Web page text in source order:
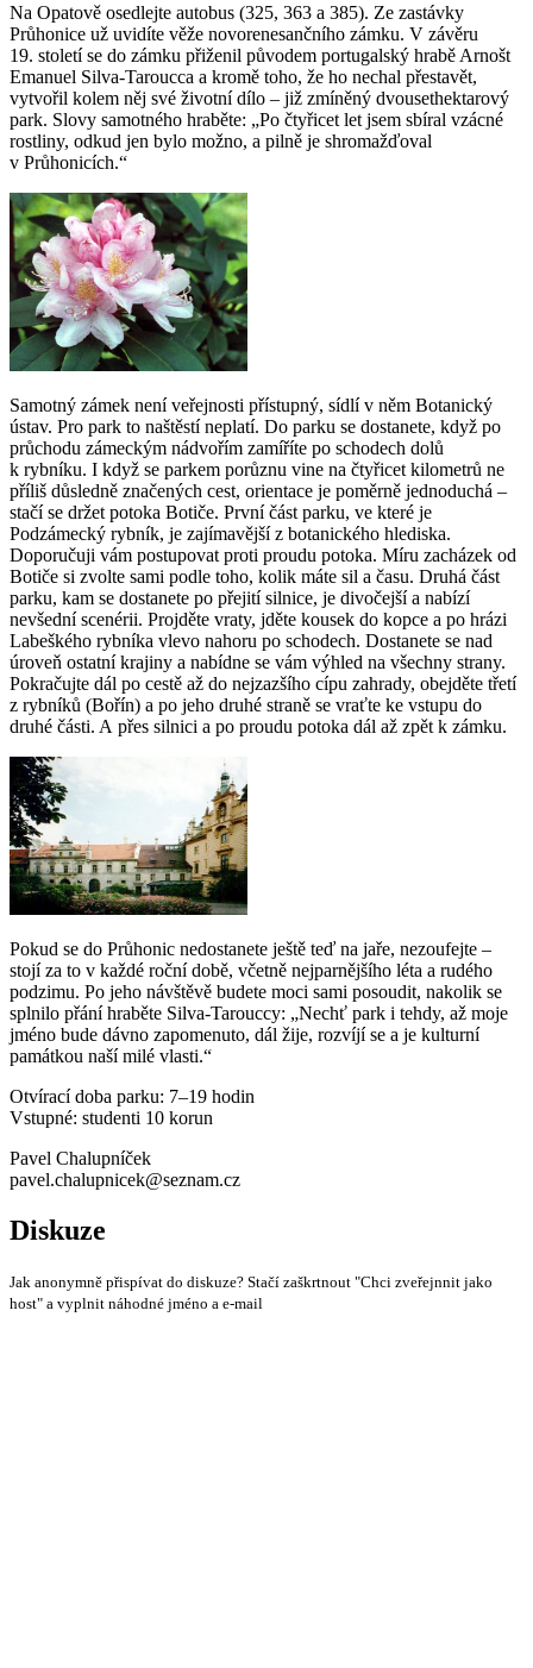
Na Opatově osedlejte autobus (325, 363 a 385). Ze zastávky
Průhonice už uvidíte věže novorenesančního zámku. V závěru
19. století se do zámku přiženil původem portugalský hrabě Arnošt
Emanuel Silva-Taroucca a kromě toho, že ho nechal přestavět,
vytvořil kolem něj své životní dílo – již zmíněný dvousethektarový
park. Slovy samotného hraběte: „Po čtyřicet let jsem sbíral vzácné
rostliny, odkud jen bylo možno, a pilně je shromažďoval
v Průhonicích.“
Samotný zámek není veřejnosti přístupný, sídlí v něm Botanický
ústav. Pro park to naštěstí neplatí. Do parku se dostanete, když po
průchodu zámeckým nádvořím zamíříte po schodech dolů
k rybníku. I když se parkem porůznu vine na čtyřicet kilometrů ne
příliš důsledně značených cest, orientace je poměrně jednoduchá –
stačí se držet potoka Botiče. První část parku, ve které je
Podzámecký rybník, je zajímavější z botanického hlediska.
Doporučuji vám postupovat proti proudu potoka. Míru zacházek od
Botiče si zvolte sami podle toho, kolik máte sil a času. Druhá část
parku, kam se dostanete po přejití silnice, je divočejší a nabízí
nevšední scenérii. Projděte vraty, jděte kousek do kopce a po hrázi
Labeškého rybníka vlevo nahoru po schodech. Dostanete se nad
úroveň ostatní krajiny a nabídne se vám výhled na všechny strany.
Pokračujte dál po cestě až do nejzazšího cípu zahrady, obejděte třetí
z rybníků (Bořín) a po jeho druhé straně se vraťte ke vstupu do
druhé části. A přes silnici a po proudu potoka dál až zpět k zámku.
Pokud se do Průhonic nedostanete ještě teď na jaře, nezoufejte –
stojí za to v každé roční době, včetně nejparnějšího léta a rudého
podzimu. Po jeho návštěvě budete moci sami posoudit, nakolik se
splnilo přání hraběte Silva-Tarouccy: „Nechť park i tehdy, až moje
jméno bude dávno zapomenuto, dál žije, rozvíjí se a je kulturní
památkou naší milé vlasti.“
Otvírací doba parku: 7–19 hodin
Vstupné: studenti 10 korun
Pavel Chalupníček
pavel.chalupnicek@seznam.cz
Diskuze
Jak anonymně přispívat do diskuze? Stačí zaškrtnout "Chci zveřejnnit jako
host" a vyplnit náhodné jméno a e-mail